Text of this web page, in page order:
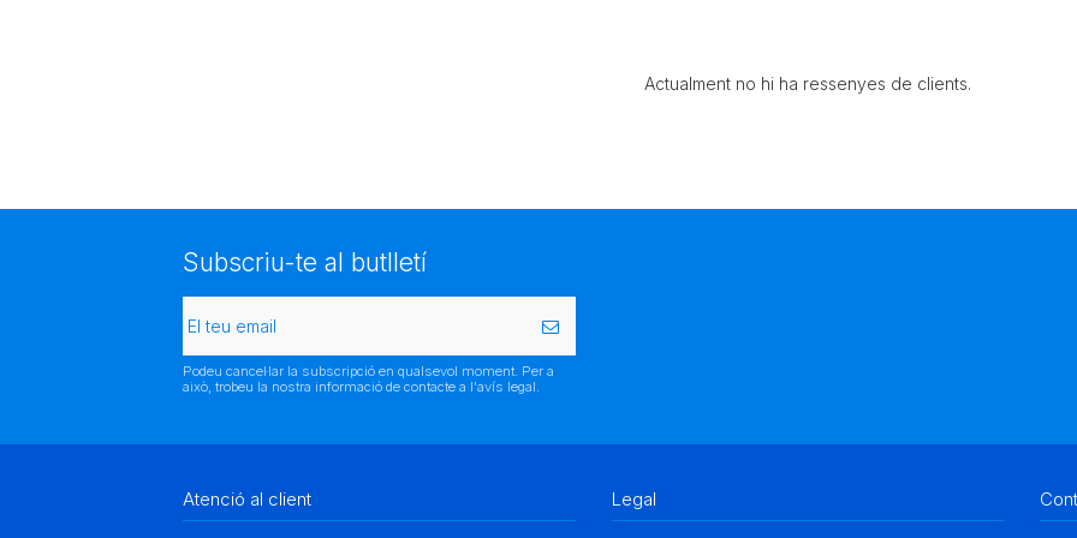
Actualment no hi ha ressenyes de clients.
Subscriu-te al butlletí
Podeu cancel·lar la subscripció en qualsevol moment. Per a
això, trobeu la nostra informació de contacte a l'avís legal.
Atenció al client Legal